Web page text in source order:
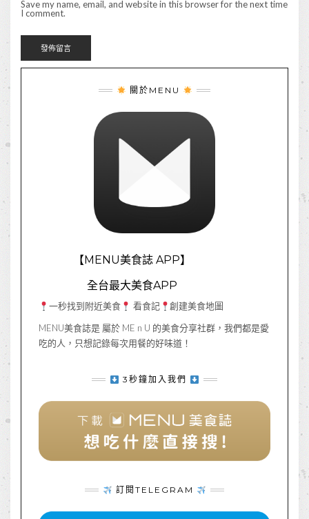
Save my name, email, and website in this browser for the next time
I comment.
關於MENU
【MENU美食誌 APP】
全台最大美食APP
一秒找到附近美食 看食記
創建美食地圖
MENU美食誌是 屬於 ME n U 的美食分享社群，我們都是愛
吃的人，只想記錄每次用餐的好味道！
3秒鐘加入我們
訂閱TELEGRAM